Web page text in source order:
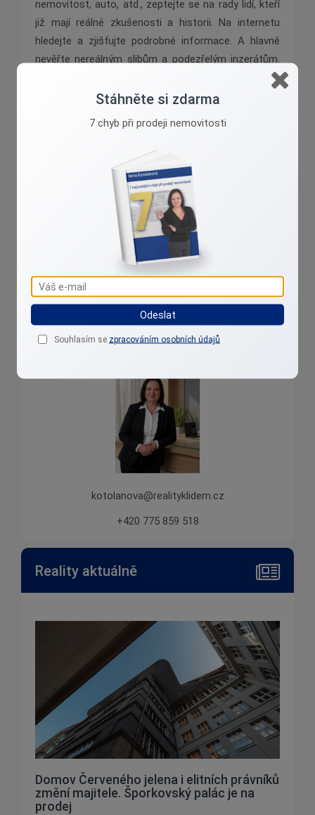
nemovitost, auto, atd., zeptejte se na rady lidí, kteří
již mají reálné zkušenosti a historii. Na internetu
hledejte a zjišťujte podrobné informace. A hlavně
nevěřte nereálným slibům a podezřelým inzerátům.
Postačí používat zdravý selský rozum. A klaďte
otázky. Pokud narazíte na skutečného profesionála,
otázky vám odpoví.
Pokud potřebujete poradit ohledně prodeje vaší
nemovitosti, neváhejte mě kontaktovat pomocí
stránky s kontaktními údaji.
Irena Kotolanová
kotolanova@realityklidem.cz
+420 775 859 518
Reality aktuálně
Domov Červeného jelena i elitních právníků
změní majitele. Šporkovský palác je na
prodej
Stáhněte si zdarma
7 chyb při prodeji nemovitosti
Odeslat
Souhlasím se zpracováním osobních údajů